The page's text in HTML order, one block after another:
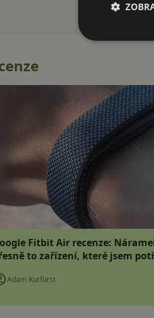
Fitbit Air recenze:
to zařízení, které jsem
Adam Kurfürst